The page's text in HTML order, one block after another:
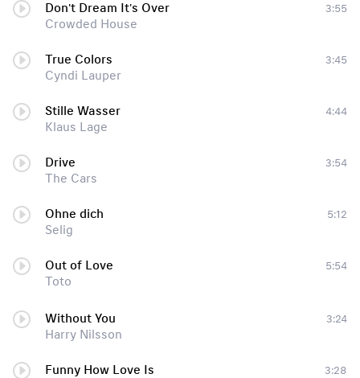
Don't Dream It's Over
Crowded House
3:55
True Colors
Cyndi Lauper
3:45
Stille Wasser
Klaus Lage
4:44
Drive
The Cars
3:54
Ohne dich
Selig
5:12
Out of Love
Toto
5:54
Without You
Harry Nilsson
3:24
Funny How Love Is
3:28